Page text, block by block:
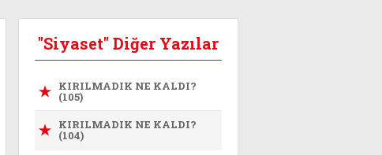
"Siyaset" Diğer Yazılar
KIRILMADIK NE KALDI?
(105)
KIRILMADIK NE KALDI?
(104)